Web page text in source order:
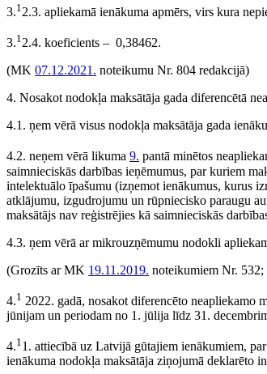
3.1 2.3. apliekamā ienākuma apmērs, virs kura
3.1 2.4. koeficients – 0,38462.
(MK 07.12.2021. noteikumu Nr. 804 redakcijā)
4. Nosakot nodokļa maksātāja gada diferencētā
4.1. ņem vērā visus nodokļa maksātāja gada
4.2. neņem vērā likuma 9. pantā minētos
saimnieciskās darbības ieņēmumus, par kuriem
intelektuālo īpašumu (izņemot ienākumus, kurus
atklājumu, izgudrojumu un rūpniecisko paraugu
maksātājs nav reģistrējies kā saimnieciskās
4.3. ņem vērā ar mikrouzņēmumu nodokli
(Grozīts ar MK 19.11.2019. noteikumiem Nr.
4.1 2022. gadā, nosakot diferencēto neapliekamo
jūnijam un periodam no 1. jūlija līdz 31.
4.1 1. attiecībā uz Latvijā gūtajiem ienākumiem,
ienākuma nodokļa maksātāja ziņojumā deklarēto